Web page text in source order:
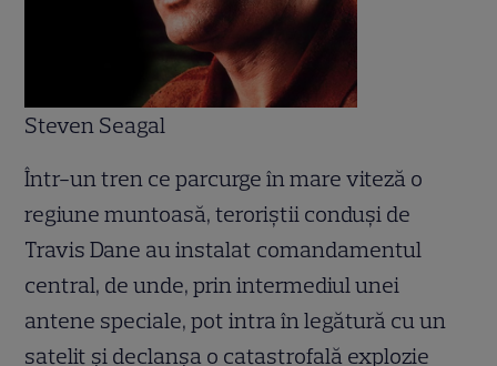
Steven Seagal
Într-un tren ce parcurge în mare viteză o
regiune muntoasă, teroriştii conduşi de
Travis Dane au instalat comandamentul
central, de unde, prin intermediul unei
antene speciale, pot intra în legătură cu un
satelit şi declanşa o catastrofală explozie